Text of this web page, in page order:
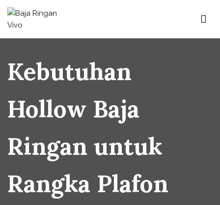
Baja Ringan Vivo
Website Baja Ringan Vivo
Kebutuhan
Hollow Baja
Ringan untuk
Rangka Plafon